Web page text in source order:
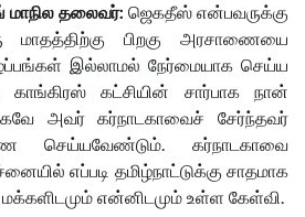
தலைவர்: ஜெகதீஸ் என்பவருக்கு
மாதத்திற்கு பிறகு அரசாணையை
இல்லாமல் நேர்மையாக செய்ய
கட்சியின் சார்பாக நான்
அவர் கர்நாடகாவைச் சேர்ந்தவர்
செய்யவேண்டும். கர்நாடகாவை
எப்படி தமிழ்நாட்டுக்கு சாதமாக
மக்களிடமும் என்னிடமும் உள்ள கேள்வி.